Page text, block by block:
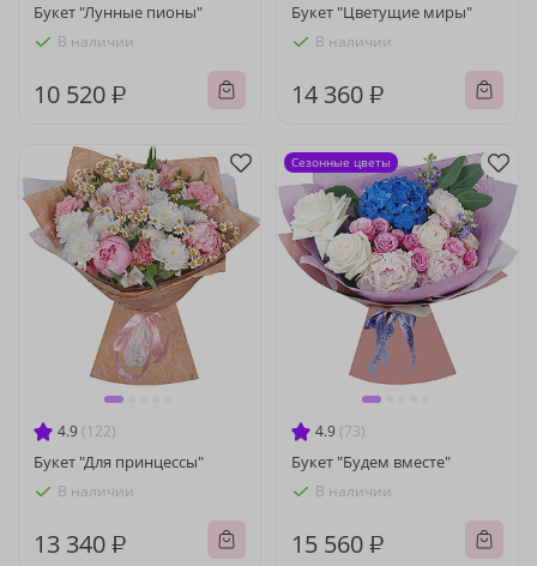
Букет "Лунные пионы"
В наличии
10 520 ₽
Букет "Цветущие миры"
В наличии
14 360 ₽
4.9 (122)
Букет "Для принцессы"
В наличии
13 340 ₽
4.9 (73)
Букет "Будем вместе"
В наличии
15 560 ₽
Сезонные цветы